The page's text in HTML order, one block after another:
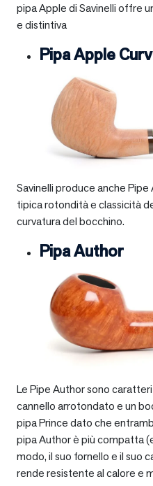
pipa Apple di Savinelli offre
e distintiva
Pipa Apple
Savinelli produce anche
tipica rotondità e classicità
curvatura del bocchino.
Pipa Author
Le Pipe Author sono
cannello arrotondato e un
pipa Prince dato che
pipa Author è più compatta
modo, il suo fornello e il suo
rende resistente al calore e